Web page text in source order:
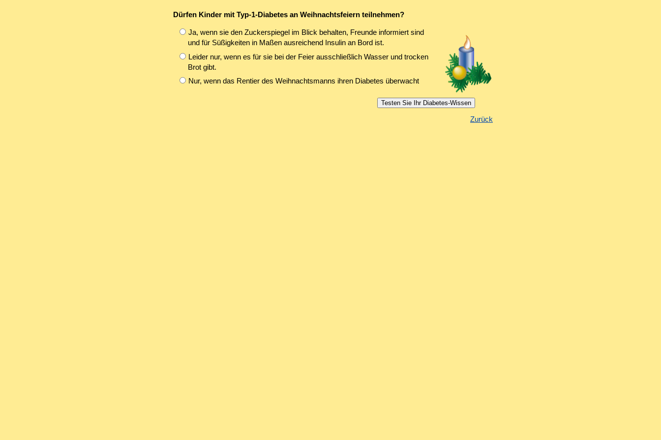
Dürfen Kinder mit Typ-1-Diabetes an Weihnachtsfeiern teilnehmen?
Ja, wenn sie den Zuckerspiegel im Blick behalten, Freunde informiert sind
und für Süßigkeiten in Maßen ausreichend Insulin an Bord ist.
Leider nur, wenn es für sie bei der Feier ausschließlich Wasser und trocken
Brot gibt.
Nur, wenn das Rentier des Weihnachtsmanns ihren Diabetes überwacht
Zurück